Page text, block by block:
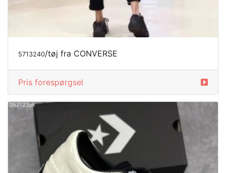
5713240/tøj fra CONVERSE
Pris forespørgsel